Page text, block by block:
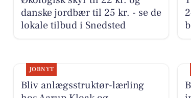
danske jordbær til 25 kr. - se de
lokale tilbud i Snedsted
JOBNYT
Bliv anlægsstruktør-lærling